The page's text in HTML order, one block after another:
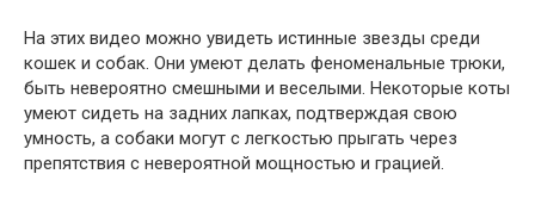
На этих видео можно увидеть истинные звезды среди
кошек и собак. Они умеют делать феноменальные трюки,
быть невероятно смешными и веселыми. Некоторые коты
умеют сидеть на задних лапках, подтверждая свою
умность, а собаки могут с легкостью прыгать через
препятствия с невероятной мощностью и грацией.